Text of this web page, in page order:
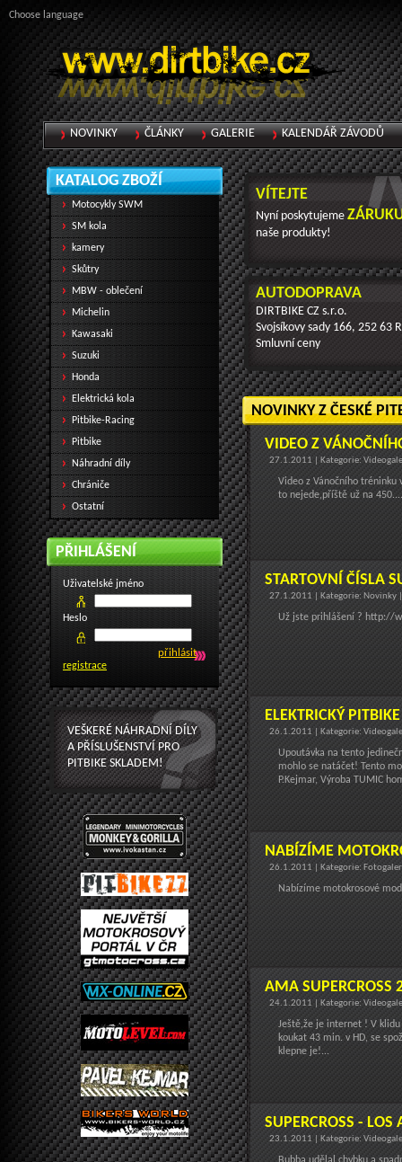
VÍTEJTE
Nyní poskytujeme
naše produkty!
AUTODOPRAVA
DIRTBIKE CZ s.r.o.
Svojsíkovy sady 166, 252 63
Smluvní ceny
NOVINKY Z ČESKÉ
VIDEO Z
27.1.2011 | Kategorie:
Video z Vánočního tréninku
to nejede,příště už na 450....
STARTOVNÍ ČÍSLA
27.1.2011 | Kategorie: Novinky
Už jste prihlášení ? http://
ELEKTRICKÝ
26.1.2011 | Kategorie:
Upoutávka na tento
mohlo se natáčet! Tento
P.Kejmar, Výroba TUMIC
NABÍZÍME
26.1.2011 | Kategorie:
Nabízíme motokrosové
AMA SUPERCROSS
24.1.2011 | Kategorie:
Ještě,že je internet ! V
koukat 43 min. v HD, se
klepne je!...
SUPERCROSS - LOS
23.1.2011 | Kategorie:
KATALOG ZBOŽÍ
Motocykly SWM
SM kola
kamery
Skůtry
MBW - oblečení
Michelin
Kawasaki
Suzuki
Honda
Elektrická kola
Pitbike-Racing
Pitbike
Náhradní díly
Chrániče
Ostatní
PŘIHLÁŠENÍ
Uživatelské jméno
Heslo
registrace
VEŠKERÉ NÁHRADNÍ DÍLY
A PŘÍSLUŠENSTVÍ PRO
PITBIKE SKLADEM!
NOVINKY ČLÁNKY GALERIE KALENDÁŘ ZÁVODŮ
Choose language